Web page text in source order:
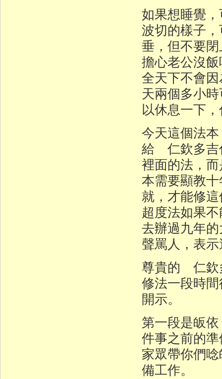
如果想睡覺
波切的樣子
垂，但不要
擔心老公沒
全天下不會
天兩個多小
以休息一下
今天這個法
給 仁欽多吉
裡面的法，
本需要顯教
就，才能修
超度法如果
去辦過九年
聲罵人，表
尊貴的 仁欽
修法一段時
開示。
第一段是皈
件事之前的
家眾帶你們
備工作。